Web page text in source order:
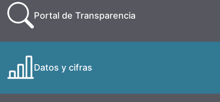
Portal de Transparencia
Datos y cifras